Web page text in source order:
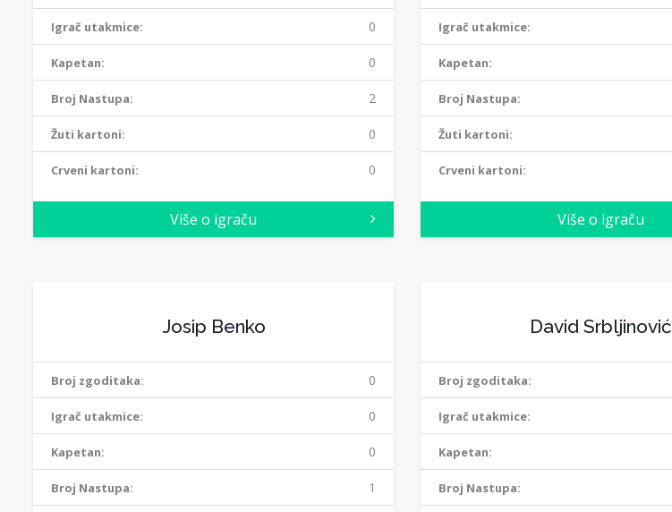
Igrač utakmice: 0
Kapetan: 0
Broj Nastupa: 2
Žuti kartoni: 0
Crveni kartoni: 0
Više o igraču
Igrač utakmice:
Kapetan:
Broj Nastupa:
Žuti kartoni:
Crveni kartoni:
Više o igraču
Josip Benko
Broj zgoditaka: 0
Igrač utakmice: 0
Kapetan: 0
Broj Nastupa: 1
David Srbljinović
Broj zgoditaka:
Igrač utakmice:
Kapetan:
Broj Nastupa: